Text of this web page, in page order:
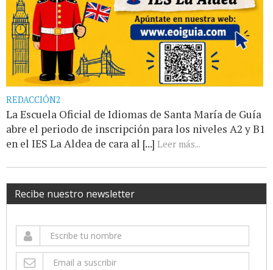
REDACCIÓN2
La Escuela Oficial de Idiomas de Santa María de Guía
abre el periodo de inscripción para los niveles A2 y B1
en el IES La Aldea de cara al [...] Leer más...
Recibe nuestro newsletter